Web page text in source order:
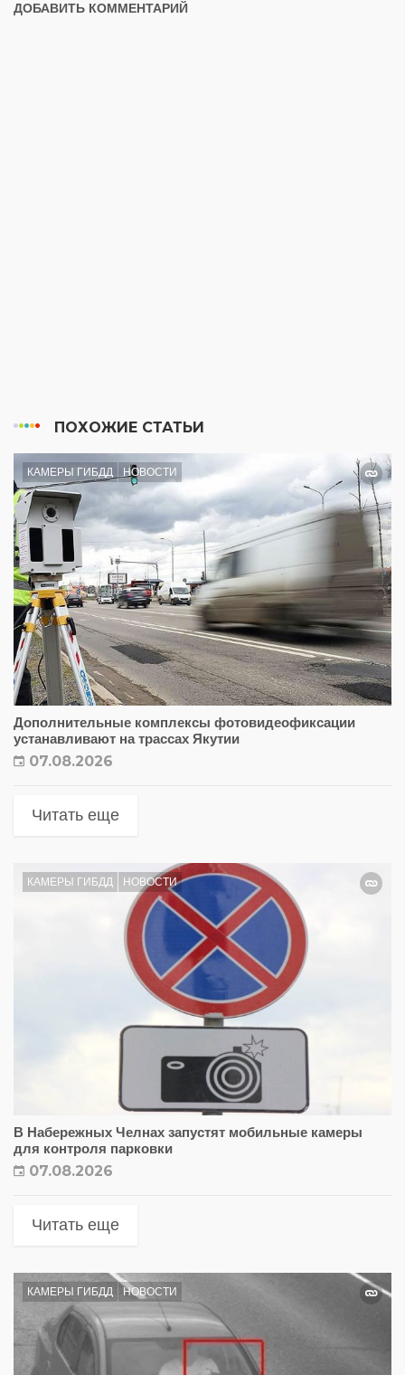
ДОБАВИТЬ КОММЕНТАРИЙ
ПОХОЖИЕ СТАТЬИ
КАМЕРЫ ГИБДД НОВОСТИ
Дополнительные комплексы фотовидеофиксации
устанавливают на трассах Якутии
07.08.2026
Читать еще
КАМЕРЫ ГИБДД НОВОСТИ
В Набережных Челнах запустят мобильные камеры
для контроля парковки
07.08.2026
Читать еще
КАМЕРЫ ГИБДД НОВОСТИ